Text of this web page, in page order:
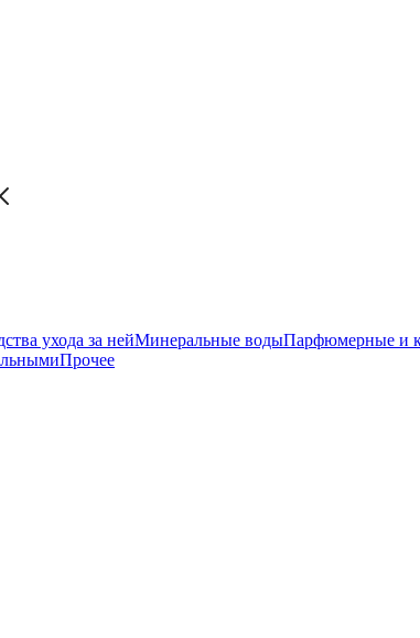
ухода за нейМинеральные водыПарфюмерные и
Прочее